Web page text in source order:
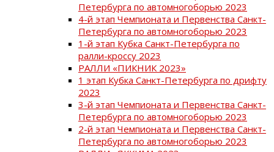
Петербурга по автомногоборью 2023
4-й этап Чемпионата и Первенства Санкт-
Петербурга по автомногоборью 2023
1-й этап Кубка Санкт-Петербурга по
ралли-кроссу 2023
РАЛЛИ «ПИКНИК 2023»
1 этап Кубка Санкт-Петербурга по дрифту
2023
3-й этап Чемпионата и Первенства Санкт-
Петербурга по автомногоборью 2023
2-й этап Чемпионата и Первенства Санкт-
Петербурга по автомногоборью 2023